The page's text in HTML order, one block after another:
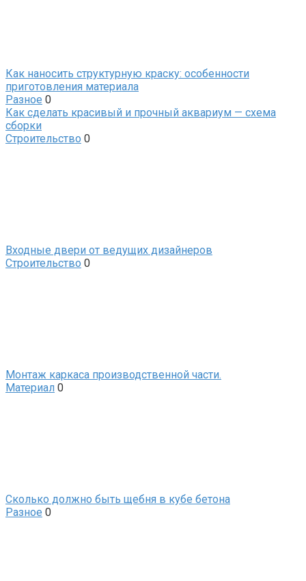
Как наносить структурную краску: особенности
приготовления материала
Разное 0
Как сделать красивый и прочный аквариум — схема
сборки
Строительство 0
Входные двери от ведущих дизайнеров
Строительство 0
Монтаж каркаса производственной части.
Материал 0
Сколько должно быть щебня в кубе бетона
Разное 0